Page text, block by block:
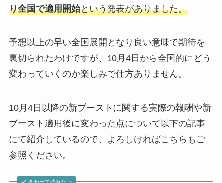
り全国で適用開始という発表がありました。
予想以上の早い全国展開となり良い意味で期待を
裏切られたわけですが、10月4日から全国的にどう
変わっていくのか楽しみで仕方ありません。
10月4日以降の新ブーストに関する実際の報酬や新
ブースト適用後に変わった点について以下の記事
にて紹介しているので、よろしければこちらもご
参照ください。
あわせて読みたい